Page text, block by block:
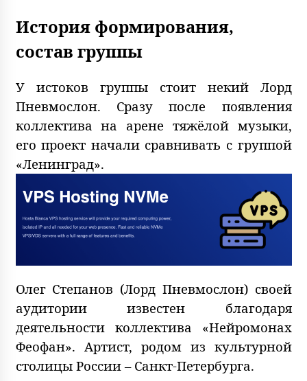
История формирования,
состав группы
У истоков группы стоит некий Лорд
Пневмослон. Сразу после появления
коллектива на арене тяжёлой музыки,
его проект начали сравнивать с группой
«Ленинград».
Олег Степанов (Лорд Пневмослон) своей
аудитории известен благодаря
деятельности коллектива «Нейромонах
Феофан». Артист, родом из культурной
столицы России – Санкт-Петербурга.